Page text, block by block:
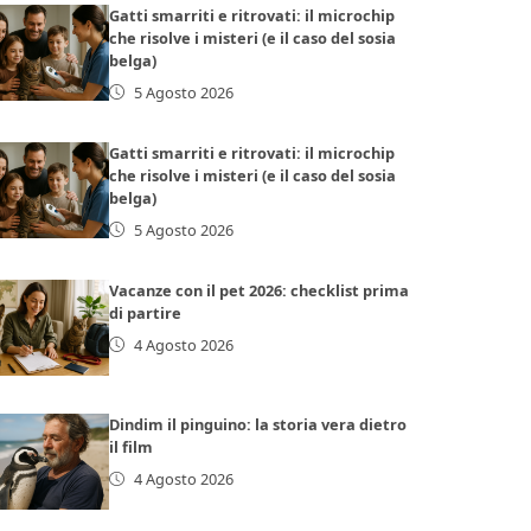
Gatti smarriti e ritrovati: il microchip
che risolve i misteri (e il caso del sosia
belga)
5 Agosto 2026
Gatti smarriti e ritrovati: il microchip
che risolve i misteri (e il caso del sosia
belga)
5 Agosto 2026
Vacanze con il pet 2026: checklist prima
di partire
4 Agosto 2026
Dindim il pinguino: la storia vera dietro
il film
4 Agosto 2026